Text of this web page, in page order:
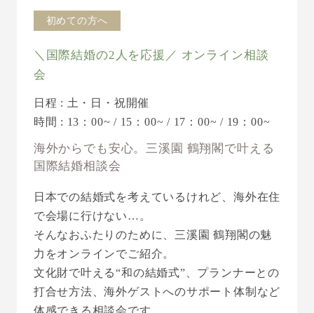
初めての方へ
＼国際結婚の2人を応援／ オンライン相談
会
日程 : 土・日・祝開催
時間 : 13：00~ / 15：00~ / 17：00~ / 19：00~
海外からでも安心。三溪園 鶴翔閣で叶える
国際結婚相談会
日本での結婚式を考えているけれど、海外在住
で会場に行けない…。
そんなおふたりのために、三溪園 鶴翔閣の魅
力をオンラインでご紹介。
文化財で叶える“和の結婚式”、プランナーとの
打合せ方法、海外ゲストへのサポート体制など